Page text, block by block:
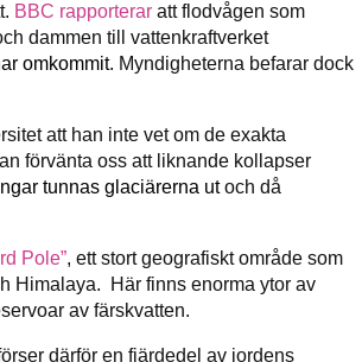
BBC rapporterar att flodvågen som
dammen till vattenkraftverket
omkommit. Myndigheterna befarar dock
att han inte vet om de exakta
förvänta oss att liknande kollapser
tunnas glaciärerna utoch då
Pole”, ett stort geografiskt område som
Himalaya. Här finns enorma ytor av
av färskvatten.
därför en fjärdedel av jordens
1231368703
Läs vad vi vill göra